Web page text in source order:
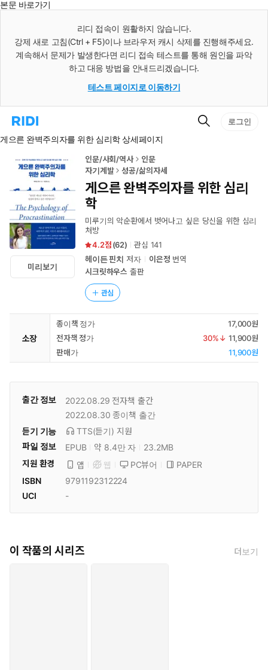
본문 바로가기
리디 접속이 원활하지 않습니다.
강제 새로 고침(Ctrl + F5)이나 브라우저 캐시 삭제를 진행해주세요.
계속해서 문제가 발생한다면 리디 접속 테스트를 통해 원인을 파악
하고 대응 방법을 안내드리겠습니다.
테스트 페이지로 이동하기
리
홈
로
이
검
로그인
게으른 완벽주의자를 위한 심리학 상세페이지
미리보기
인문/사회/역사
인문
자기계발
성공/삶의자세
게으른 완벽주의자를 위한 심리
학
미루기의 악순환에서 벗어나고 싶은 당신을 위한 심리
처방
4.2
(62) 관심 141
헤이든 핀치 저자 이은정 번역
시크릿하우스 출판
관심
소장
종이책 정가
17,000원
전자책 정가
30%↓ 11,900원
판매가
11,900원
출간 정보 2022.08.29 전자책 출간
2022.08.30 종이책 출간
듣기 기능
TTS(듣기) 지원
파일 정보
EPUB 약 8.4만 자
23.2MB
지원 환경
앱 웹 PC뷰어
PAPER
ISBN
9791192312224
UCI
-
이 작품의 시리즈 더보기